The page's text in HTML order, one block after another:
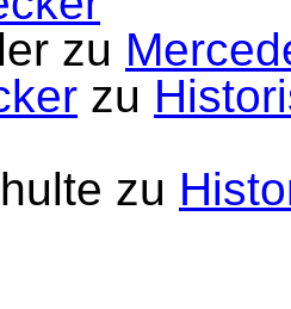
zu
zu
zu